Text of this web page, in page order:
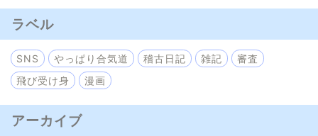
ラベル
SNS やっぱり合気道 稽古日記 雑記
審査
飛び受け身
漫画
アーカイブ